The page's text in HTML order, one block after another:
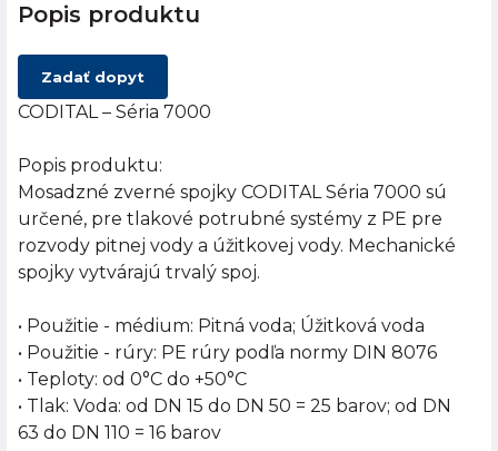
Popis produktu
Zadať dopyt
CODITAL – Séria 7000
Popis produktu:
Mosadzné zverné spojky CODITAL Séria 7000 sú
určené, pre tlakové potrubné systémy z PE pre
rozvody pitnej vody a úžitkovej vody. Mechanické
spojky vytvárajú trvalý spoj.
• Použitie - médium: Pitná voda; Úžitková voda
• Použitie - rúry: PE rúry podľa normy DIN 8076
• Teploty: od 0°C do +50°C
• Tlak: Voda: od DN 15 do DN 50 = 25 barov; od DN
63 do DN 110 = 16 barov